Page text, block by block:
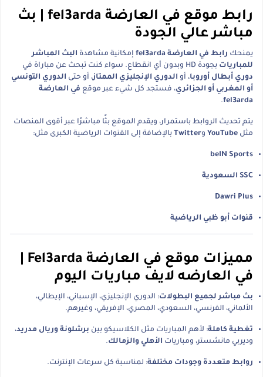
رابط موقع في العارضة fel3arda | بث
مباشر عالي الجودة
يمنحك رابط في العارضة fel3arda إمكانية مشاهدة البث المباشر
للمباريات بجودة HD وبدون أي انقطاع. سواء كنت تبحث عن مباراة في
دوري أبطال أوروبا، أو الدوري الإنجليزي الممتاز، أو حتى الدوري التونسي
أو المغربي أو الجزائري، فستجد كل شيء عبر موقع في العارضة
fel3arda
.
يتم تحديث الروابط باستمرار، ويقدم الموقع بثًا مباشرًا عبر أقوى المنصات
مثل YouTube وTwitter بالإضافة إلى القنوات الرياضية الكبرى مثل:
beIN Sports
SSC السعودية
Dawri Plus
قنوات أبو ظبي الرياضية
في العارضه لايف مباريات اليوم
بث مباشر لجميع البطولات: الدوري الإنجليزي، الإسباني، الإيطالي،
الألماني، الفرنسي، السعودي، المصري، الإفريقي، وغيرهم.
تغطية كاملة: لأهم المباريات مثل الكلاسيكو بين برشلونة وريال مدريد،
وديربي مانشستر، ومباريات الأهلي والزمالك.
روابط متعددة وجودات مختلفة: لمناسبة كل سرعات الإنترنت.